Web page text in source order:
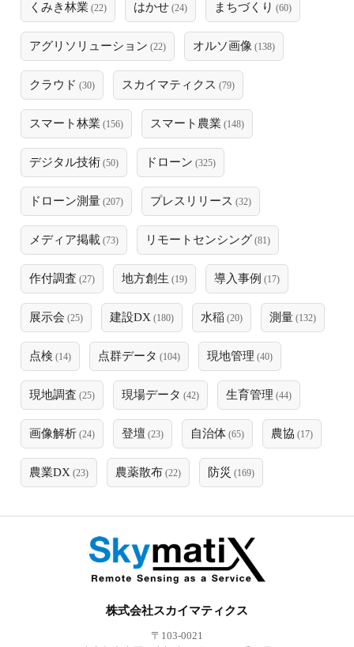
くみき林業 (22) はかせ (24) まちづくり (60)
アグリソリューション (22) オルソ画像 (138)
クラウド (30) スカイマティクス (79)
スマート林業 (156) スマート農業 (148)
デジタル技術 (50) ドローン (325)
ドローン測量 (207) プレスリリース (32)
メディア掲載 (73) リモートセンシング (81)
作付調査 (27) 地方創生 (19) 導入事例 (17)
展示会 (25) 建設DX (180) 水稲 (20) 測量 (132)
点検 (14) 点群データ (104) 現地管理 (40)
現地調査 (25) 現場データ (42) 生育管理 (44)
画像解析 (24) 登壇 (23) 自治体 (65) 農協 (17)
農業DX (23) 農薬散布 (22) 防災 (169)
株式会社スカイマティクス
〒103-0021